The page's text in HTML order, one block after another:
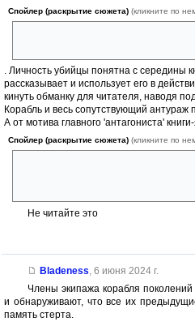
Спойлер (раскрытие сюжета) (кликните по
. Личность убийцы понятна с середины
рассказывает и использует его в
кинуть обманку для читателя, наводя
Корабль и весь сопутствующий антураж
А от мотива главного 'антагониста'
Спойлер (раскрытие сюжета) (кликните по
Не читайте это
Bladeness, 6 июня 2024 г.
Члены экипажа корабля
и обнаруживают, что все их
память стерта.